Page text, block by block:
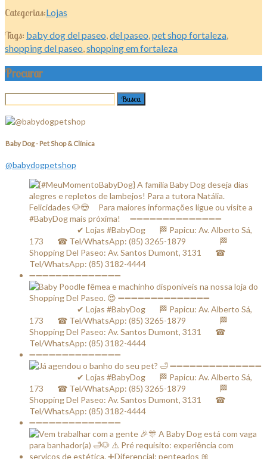
Categorias:Lojas
Tags: baby dog del paseo,del paseo,pet shop fortaleza,
shopping del paseo,shopping em fortaleza
Procurar
Baby Dog - Pet Shop & Clínica
@babydogpetshop